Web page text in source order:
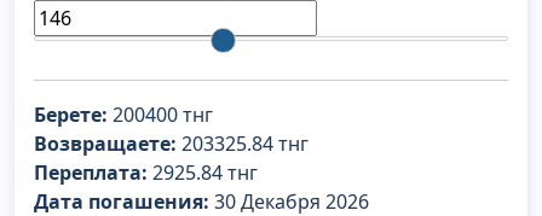
Берете: 200400тнг
Возвращаете: 203325.84тнг
Переплата: 2925.84тнг
Дата погашения: 30 Декабря 2026